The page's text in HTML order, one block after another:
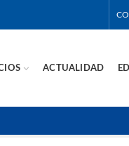
ACTUALIDAD